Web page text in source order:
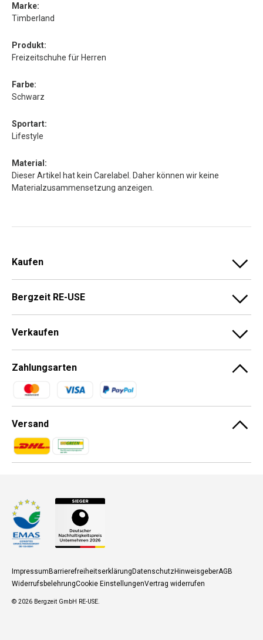
Marke:
Timberland
Produkt:
Freizeitschuhe für Herren
Farbe:
Schwarz
Sportart:
Lifestyle
Material:
Dieser Artikel hat kein Carelabel. Daher können wir keine
Materialzusammensetzung anzeigen.
Kaufen
Bergzeit RE-USE
Verkaufen
Zahlungsarten
Zahlungsmethoden
Versand
Zahlungsmethoden
Zahlungsmethoden
ImpressumBarrierefreiheitserklärungDatenschutzHinweisgeberAGB
WiderrufsbelehrungCookie EinstellungenVertrag widerrufen
© 2026 Bergzeit GmbH RE-USE.